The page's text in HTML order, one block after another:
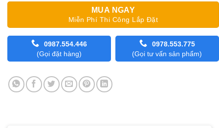
MUA NGAY
Miễn Phí Thi Công Lắp Đặt
0987.554.446
(Gọi đặt hàng)
0978.553.775
(Gọi tư vấn sản phẩm)